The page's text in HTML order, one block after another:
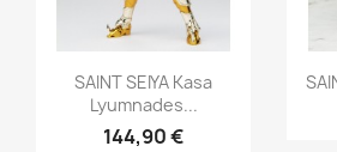
Aperçu rapide
SAINT SEIYA Kasa
Lyumnades...
144,90 €